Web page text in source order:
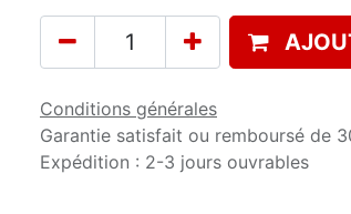
Conditions générales
Garantie satisfait ou remboursé de
Expédition : 2-3 jours ouvrables